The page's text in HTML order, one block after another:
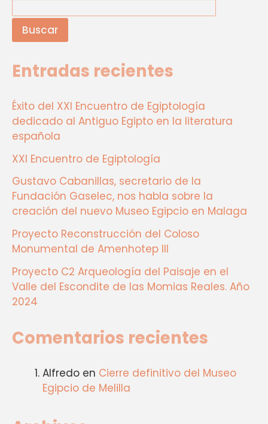
Buscar
Entradas recientes
Éxito del XXI Encuentro de Egiptología
dedicado al Antiguo Egipto en la literatura
española
XXI Encuentro de Egiptología
Gustavo Cabanillas, secretario de la
Fundación Gaselec, nos habla sobre la
creación del nuevo Museo Egipcio en Malaga
Proyecto Reconstrucción del Coloso
Monumental de Amenhotep III
Proyecto C2 Arqueología del Paisaje en el
Valle del Escondite de las Momias Reales. Año
2024
Comentarios recientes
Alfredo en Cierre definitivo del Museo
Egipcio de Melilla